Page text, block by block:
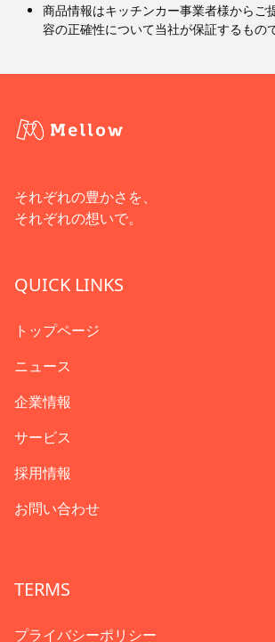
商品情報はキッチンカー事業者様からご
容の正確性について当社が保証するもの
それぞれの豊かさを、
それぞれの想いで。
QUICK LINKS
トップページ
ニュース
企業情報
サービス
採用情報
お問い合わせ
TERMS
プライバシーポリシー